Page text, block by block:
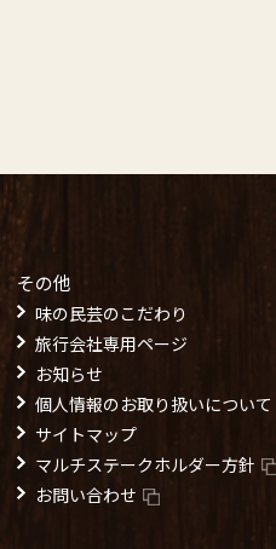
その他
味の民芸のこだわり
旅行会社専用ページ
お知らせ
個人情報のお取り扱いについて
サイトマップ
マルチステークホルダー方針
お問い合わせ